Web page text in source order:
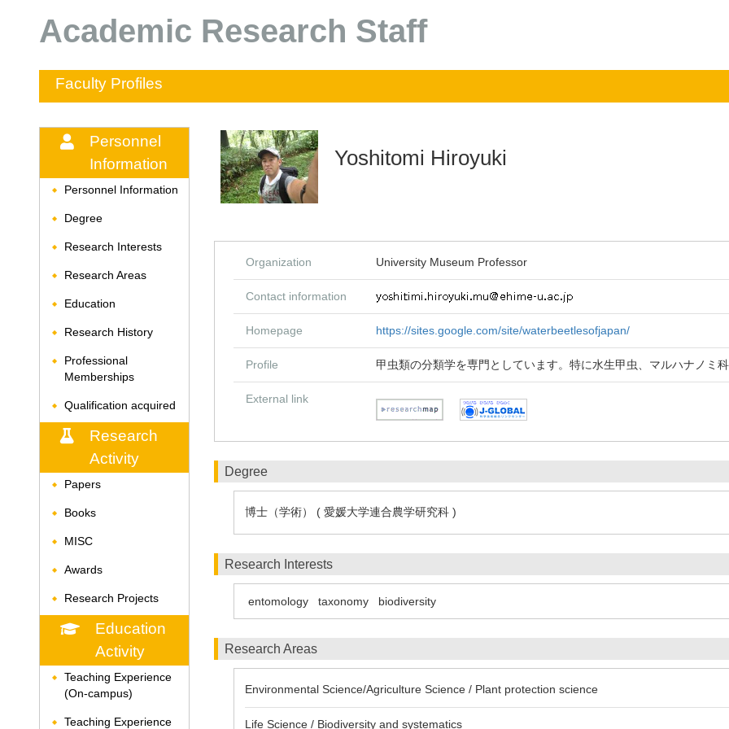
Academic Research Staff
Faculty Profiles
Personnel
Information
◆ Personnel Information
◆ Degree
◆ Research Interests
◆ Research Areas
◆ Education
◆ Research History
◆
Professional
Memberships
◆ Qualification acquired
Research
Activity
◆ Papers
◆ Books
◆ MISC
◆ Awards
◆ Research Projects
Education
Activity
◆
Teaching Experience
(On-campus)
◆ Teaching Experience
Yoshitomi Hiroyuki
Organization University Museum Professor
Contact information
Homepage https://sites.google.com/site/waterbeetlesofjapan/
Profile 甲虫類の分類学を専門としています。特に水生甲虫、マルハナノミ
External link
Degree
博士（学術） ( 愛媛大学連合農学研究科 )
Research Interests
entomology taxonomy biodiversity
Research Areas
Environmental Science/Agriculture Science / Plant protection science
Life Science / Biodiversity and systematics